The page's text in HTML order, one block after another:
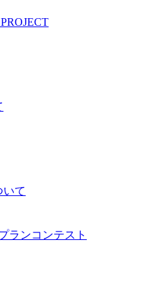
いて
ランコンテスト